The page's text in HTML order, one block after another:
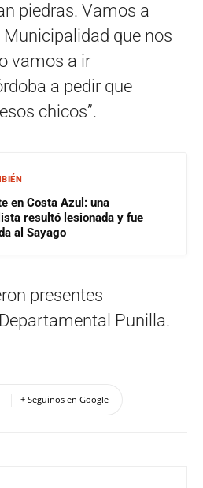
piedras. Vamos a
que nos
vamos a ir
a pedir que
chicos”.
en Costa Azul: una
resultó lesionada y fue
al Sayago
presentes
Punilla.
+ Seguinos en Google